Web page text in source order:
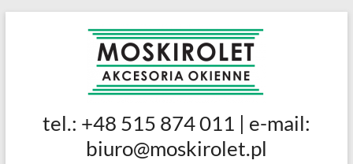
MOSKIROLET
siatki na
tel.: +48 515 874 011 | e-mail:
biuro@moskirolet.pl